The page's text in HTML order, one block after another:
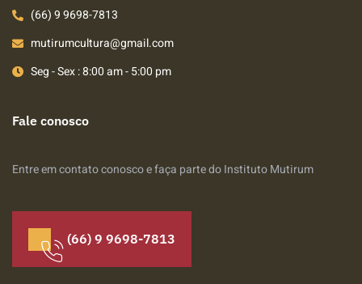
(66) 9 9698-7813
mutirumcultura@gmail.com
Seg - Sex : 8:00 am - 5:00 pm
Fale conosco
Entre em contato conosco e faça parte do Instituto Mutirum
(66) 9 9698-7813